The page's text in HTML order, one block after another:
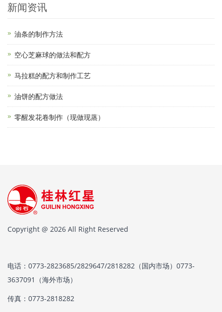
新闻资讯
油条的制作方法
空心芝麻球的做法和配方
马拉糕的配方和制作工艺
油饼的配方做法
零醒发花卷制作（现做现蒸）
Copyright @ 2026 All Right Reserved
电话：0773-2823685/2829647/2818282（国内市场）0773-
3637091（海外市场）
传真：0773-2818282